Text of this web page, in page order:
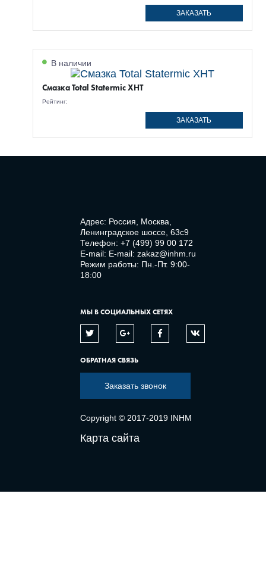
ЗАКАЗАТЬ
В наличии
Смазка Total Statermic XHT
Рейтинг:
ЗАКАЗАТЬ
Адрес: Россия, Москва,
Ленинградское шоссе, 63с9
Телефон: +7 (499) 99 00 172
E-mail: E-mail: zakaz@inhm.ru
Режим работы: Пн.-Пт. 9:00-
18:00
МЫ В СОЦИАЛЬНЫХ СЕТЯХ
ОБРАТНАЯ СВЯЗЬ
Заказать звонок
Copyright © 2017-2019 INHM
Карта сайта